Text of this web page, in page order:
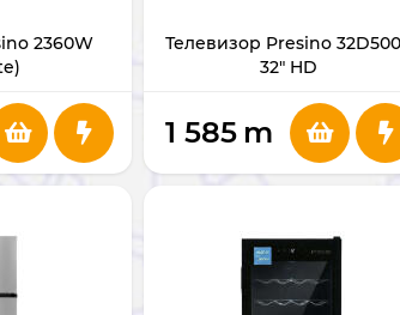
2360W
Телевизор Presino
32" HD
1 585 m